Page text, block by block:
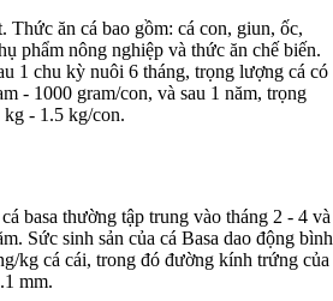
Thức ăn cá bao gồm: cá con, giun, ốc,
phẩm nông nghiệp và thức ăn chế biến.
1 chu kỳ nuôi 6 tháng, trọng lượng cá có
- 1000 gram/con, và sau 1 năm, trọng
- 1.5 kg/con.
basa thường tập trung vào tháng 2 - 4 và
Sức sinh sản của cá Basa dao động bình
kg cá cái, trong đó đường kính trứng của
mm.